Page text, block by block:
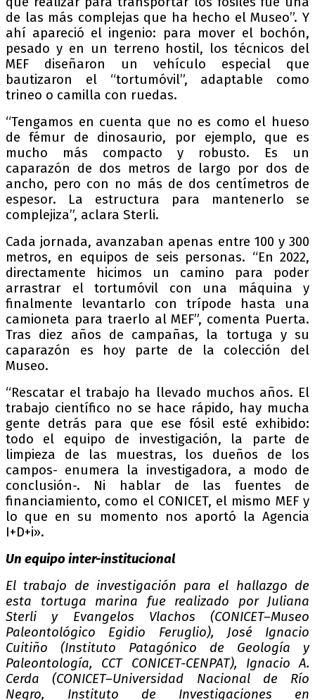
de las más complejas que ha hecho el Museo”. Y
ahí apareció el ingenio: para mover el bochón,
pesado y en un terreno hostil, los técnicos del
MEF diseñaron un vehículo especial que
bautizaron el “tortumóvil”, adaptable como
trineo o camilla con ruedas.
“Tengamos en cuenta que no es como el hueso
de fémur de dinosaurio, por ejemplo, que es
mucho más compacto y robusto. Es un
caparazón de dos metros de largo por dos de
ancho, pero con no más de dos centímetros de
espesor. La estructura para mantenerlo se
complejiza”, aclara Sterli.
Cada jornada, avanzaban apenas entre 100 y 300
metros, en equipos de seis personas. “En 2022,
directamente hicimos un camino para poder
arrastrar el tortumóvil con una máquina y
finalmente levantarlo con trípode hasta una
camioneta para traerlo al MEF”, comenta Puerta.
Tras diez años de campañas, la tortuga y su
caparazón es hoy parte de la colección del
Museo.
“Rescatar el trabajo ha llevado muchos años. El
trabajo científico no se hace rápido, hay mucha
gente detrás para que ese fósil esté exhibido:
todo el equipo de investigación, la parte de
limpieza de las muestras, los dueños de los
campos- enumera la investigadora, a modo de
conclusión-. Ni hablar de las fuentes de
financiamiento, como el CONICET, el mismo MEF y
lo que en su momento nos aportó la Agencia
I+D+i».
Un equipo inter-institucional
El trabajo de investigación para el hallazgo de
esta tortuga marina fue realizado por Juliana
Sterli y Evangelos Vlachos (CONICET–Museo
Paleontológico Egidio Feruglio), José Ignacio
Cuitiño (Instituto Patagónico de Geología y
Paleontología, CCT CONICET-CENPAT), Ignacio A.
Cerda (CONICET–Universidad Nacional de Río
Negro, Instituto de Investigaciones en